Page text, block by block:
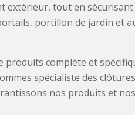
extérieur, tout en
portillon de jardin et
complète et
spécialiste des
nos produits et nos